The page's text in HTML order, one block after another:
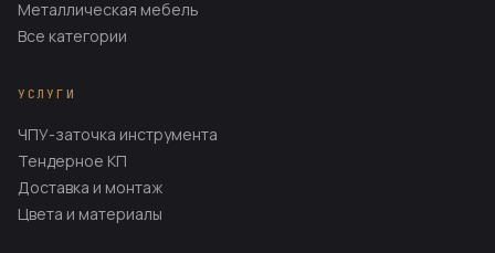
Металлическая мебель
Все категории
УСЛУГИ
ЧПУ-заточка инструмента
Тендерное КП
Доставка и монтаж
Цвета и материалы